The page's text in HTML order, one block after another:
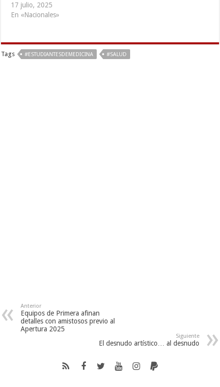
17 julio, 2025
En «Nacionales»
Tags #ESTUDIANTESDEMEDICINA #SALUD
Anterior
Equipos de Primera afinan
detalles con amistosos previo al
Apertura 2025
Siguiente
El desnudo artístico… al desnudo